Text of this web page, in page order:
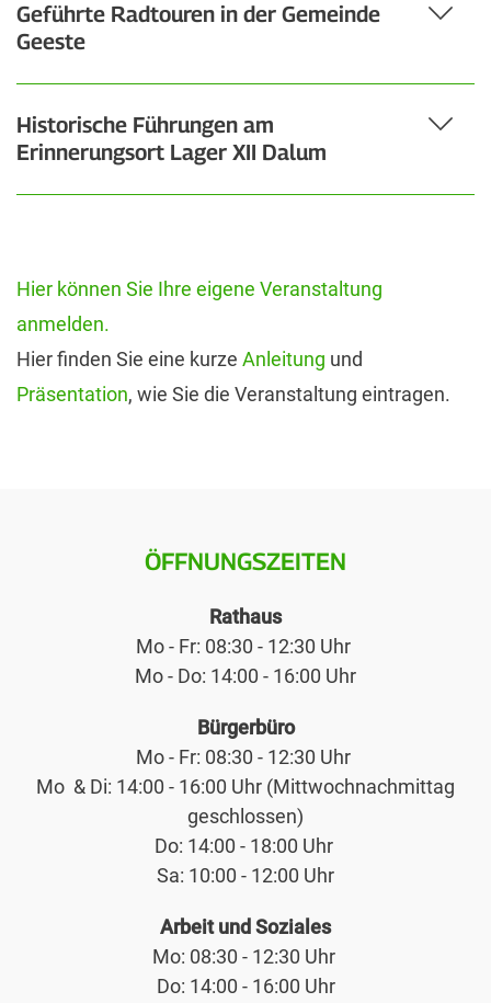
Geführte Radtouren in der Gemeinde
Geeste
Historische Führungen am
Erinnerungsort Lager XII Dalum
Hier können Sie Ihre eigene Veranstaltung
anmelden.
Hier finden Sie eine kurze Anleitung und
Präsentation, wie Sie die Veranstaltung eintragen.
ÖFFNUNGSZEITEN
Rathaus
Mo - Fr: 08:30 - 12:30 Uhr
Mo - Do: 14:00 - 16:00 Uhr
Bürgerbüro
Mo - Fr: 08:30 - 12:30 Uhr
Mo & Di: 14:00 - 16:00 Uhr (Mittwochnachmittag
geschlossen)
Do: 14:00 - 18:00 Uhr
Sa: 10:00 - 12:00 Uhr
Arbeit und Soziales
Mo: 08:30 - 12:30 Uhr
Do: 14:00 - 16:00 Uhr